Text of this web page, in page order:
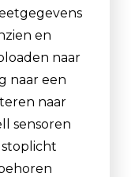
en
naar
naar een
naar
sensoren